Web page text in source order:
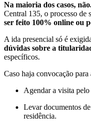
Na maioria dos casos,
Central 135, o processo de
ser feito 100% online ou
A ida presencial só é
dúvidas sobre a
específicos.
Caso haja convocação
Agendar a visita
Levar documentos
residência.